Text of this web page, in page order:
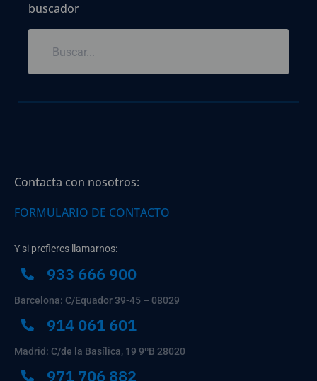
buscador
Contacta con nosotros:
FORMULARIO DE CONTACTO
Y si prefieres llamarnos:
933 666 900
Barcelona: C/Equador 39-45 – 08029
914 061 601
Madrid: C/de la Basílica, 19 9ºB 28020
971 706 882